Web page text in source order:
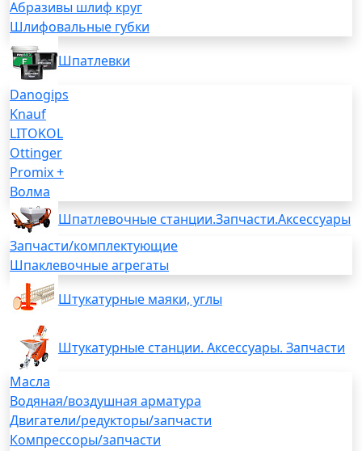
Абразивы шлиф круг
Шлифовальные губки
Шпатлевки
Danogips
Knauf
LITOKOL
Ottinger
Promix +
Волма
Шпатлевочные станции.Запчасти.Аксессуары
Запчасти/комплектующие
Шпаклевочные агрегаты
Штукатурные маяки, углы
Штукатурные станции. Аксессуары. Запчасти
Масла
Водяная/воздушная арматура
Двигатели/редукторы/запчасти
Компрессоры/запчасти